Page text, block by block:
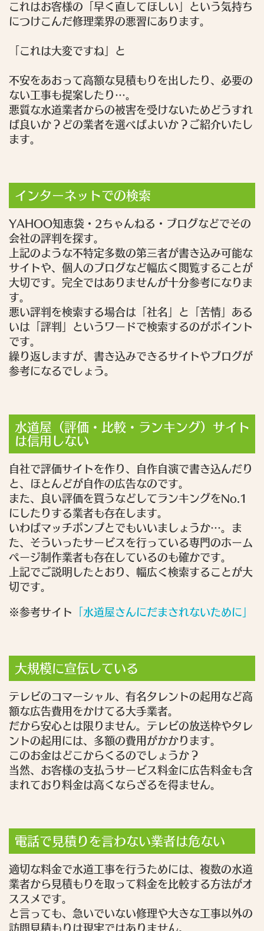
これはお客様の「早く直してほしい」という気持ち
につけこんだ修理業界の悪習にあります。
「これは大変ですね」 と
不安をあおって高額な見積もりを出したり、必要の
ない工事も提案したり…。
悪質な水道業者からの被害を受けないためどうすれ
ば良いか？どの業者を選べばよいか？ご紹介いたし
ます。
インターネットでの検索
YAHOO知恵袋・2ちゃんねる・ブログなどでその
会社の評判を探す。
上記のような不特定多数の第三者が書き込み可能な
サイトや、個人のブログなど幅広く閲覧することが
大切です。完全ではありませんが十分参考になりま
す。
悪い評判を検索する場合は「社名」と「苦情」ある
いは「評判」というワードで検索するのがポイント
です。
繰り返しますが、書き込みできるサイトやブログが
参考になるでしょう。
水道屋（評価・比較・ランキング）サイト
は信用しない
自社で評価サイトを作り、自作自演で書き込んだり
と、ほとんどが自作の広告なのです。
また、良い評価を買うなどしてランキングをNo.1
にしたりする業者も存在します。
いわばマッチポンプとでもいいましょうか…。ま
た、そういったサービスを行っている専門のホーム
ページ制作業者も存在しているのも確かです。
上記でご説明したとおり、幅広く検索することが大
切です。
※参考サイト 「水道屋さんにだまされないために」
大規模に宣伝している
テレビのコマーシャル、有名タレントの起用など高
額な広告費用をかけてる大手業者。
だから安心とは限りません。テレビの放送枠やタレ
ントの起用には、多額の費用がかかります。
このお金はどこからくるのでしょうか？
当然、お客様の支払うサービス料金に広告料金も含
まれており料金は高くならざるを得ません。
電話で見積りを言わない業者は危ない
適切な料金で水道工事を行うためには、複数の水道
業者から見積もりを取って料金を比較する方法がオ
ススメです。
と言っても、急いでいない修理や大きな工事以外の
訪問見積もりは現実ではありません。